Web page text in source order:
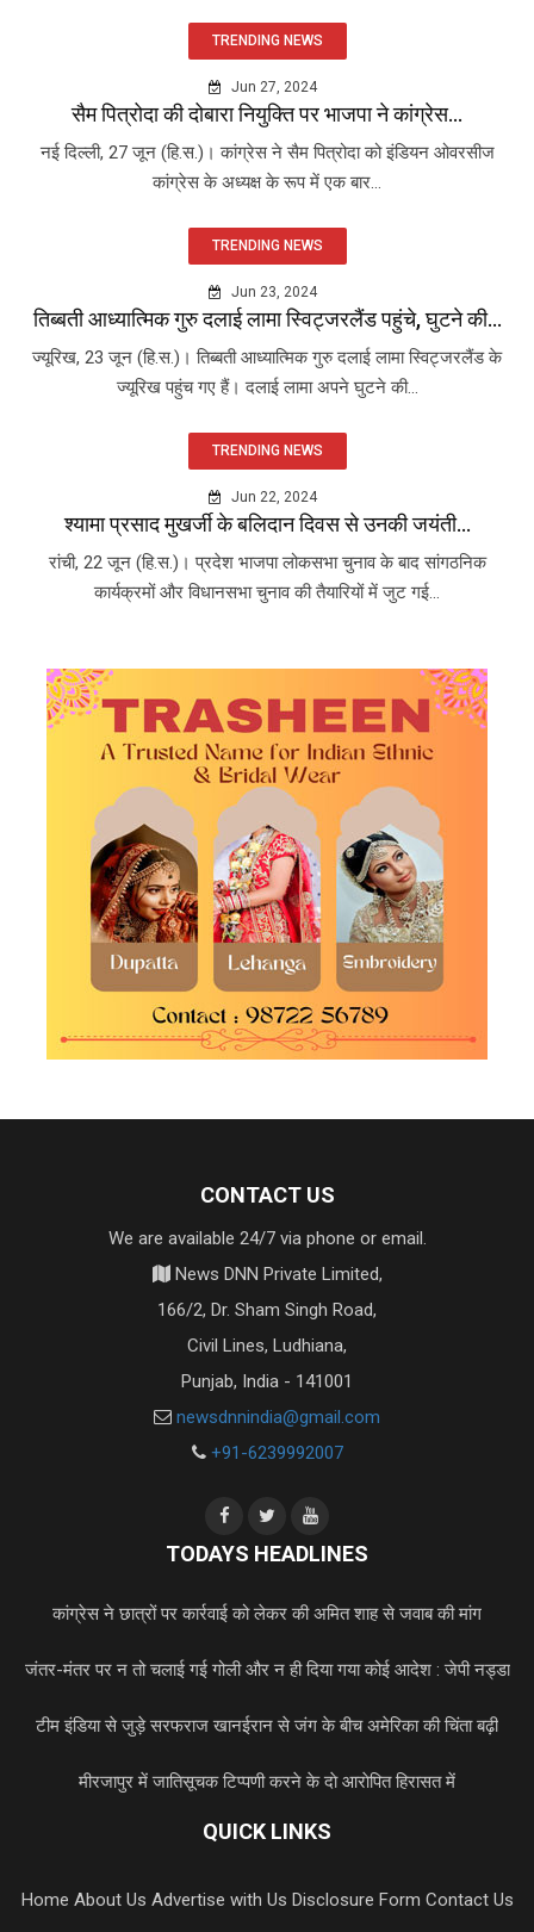
TRENDING NEWS
Jun 27, 2024
सैम पित्रोदा की दोबारा नियुक्ति पर भाजपा ने कांग्रेस...
नई दिल्ली, 27 जून (हि.स.)। कांग्रेस ने सैम पित्रोदा को इंडियन ओवरसीज
कांग्रेस के अध्यक्ष के रूप में एक बार...
TRENDING NEWS
Jun 23, 2024
तिब्बती आध्यात्मिक गुरु दलाई लामा स्विट्जरलैंड पहुंचे, घुटने की...
ज्यूरिख, 23 जून (हि.स.)। तिब्बती आध्यात्मिक गुरु दलाई लामा स्विट्जरलैंड के
ज्यूरिख पहुंच गए हैं। दलाई लामा अपने घुटने की...
TRENDING NEWS
Jun 22, 2024
श्यामा प्रसाद मुखर्जी के बलिदान दिवस से उनकी जयंती...
रांची, 22 जून (हि.स.)। प्रदेश भाजपा लोकसभा चुनाव के बाद सांगठनिक
कार्यक्रमों और विधानसभा चुनाव की तैयारियों में जुट गई...
CONTACT US
We are available 24/7 via phone or email.
News DNN Private Limited,
166/2, Dr. Sham Singh Road,
Civil Lines, Ludhiana,
Punjab, India - 141001
newsdnnindia@gmail.com
+91-6239992007
TODAYS HEADLINES
कांग्रेस ने छात्रों पर कार्रवाई को लेकर की अमित शाह से जवाब की मांग
जंतर-मंतर पर न तो चलाई गई गोली और न ही दिया गया कोई आदेश : जेपी नड्डा
टीम इंडिया से जुड़े सरफराज खानईरान से जंग के बीच अमेरिका की चिंता बढ़ी
मीरजापुर में जातिसूचक टिप्पणी करने के दाे आराेपित हिरासत में
QUICK LINKS
Home About Us Advertise with Us Disclosure Form Contact Us